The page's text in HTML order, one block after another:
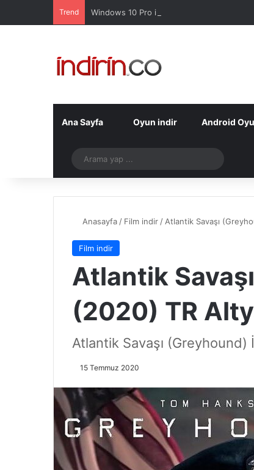
Trend Windows 10 Pro indir – Türkçe – Güncel
Ana Sayfa Oyun indir Android
Telegram
yap
Anasayfa / Film indir / Atlantik Savaşı
Film indir
Atlantik
(2020) TR
Atlantik Savaşı
15 Temmuz 2020